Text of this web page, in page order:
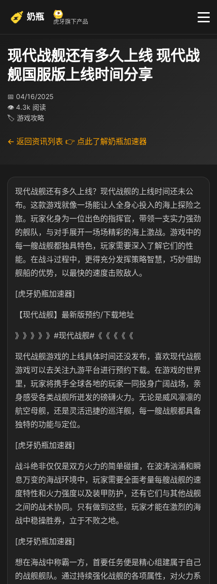
奶瓶 虎牙旗下产品
现代战舰还有多久上线 现代战
舰国服版上线时间分享
📅 04/16/2025
👁 4.3k 阅读
🏷 游戏攻略
← 返回资讯列表 👉 点此了解奶瓶加速器
现代战舰还有多久上线？现代战舰的上线时间还未公
布。这款游戏就像一场能让人全身心投入的海上探险之
旅。玩家化身为一位出色的指挥官，带领一支实力强劲
的舰队，与对手展开一场场精彩的海上激战。游戏中的
每一艘战舰都独具特色，玩家需要深入了解它们的性
能。在战斗过程中，更得充分发挥策略智慧，巧妙借助
舰船的优势，以最快的速度击败敌人。
[虎牙奶瓶加速器]
【现代战舰】最新版预约/下载地址
》》》》》#现代战舰#《《《《《
现代战舰游戏的上线具体时间还没发布，喜欢现代战舰
游戏可以去关注九游平台进行预约下载。在游戏的世界
里，玩家将携手全球各地的玩家一同投身广阔战场，亲
身感受各类战舰所迸发的磅礴火力。无论是威风凛凛的
航空母舰，还是灵活迅捷的巡洋舰，每一艘战舰都具备
独特的功能与定位。
[虎牙奶瓶加速器]
战斗绝非仅仅是双方火力的简单碰撞，在波涛汹涌和瞬
息万变的海战环境中，玩家需要全面考量每艘战舰的速
度特性和火力强度以及装甲防护，还有它们与其他战舰
之间的战术协同。只有做到这些，玩家才能在激烈的海
战中稳操胜券，立于不败之地。
[虎牙奶瓶加速器]
想在海战中称霸一方，首要任务便是精心组建属于自己
的战舰舰队。通过持续强化战舰的各项属性，对火力系